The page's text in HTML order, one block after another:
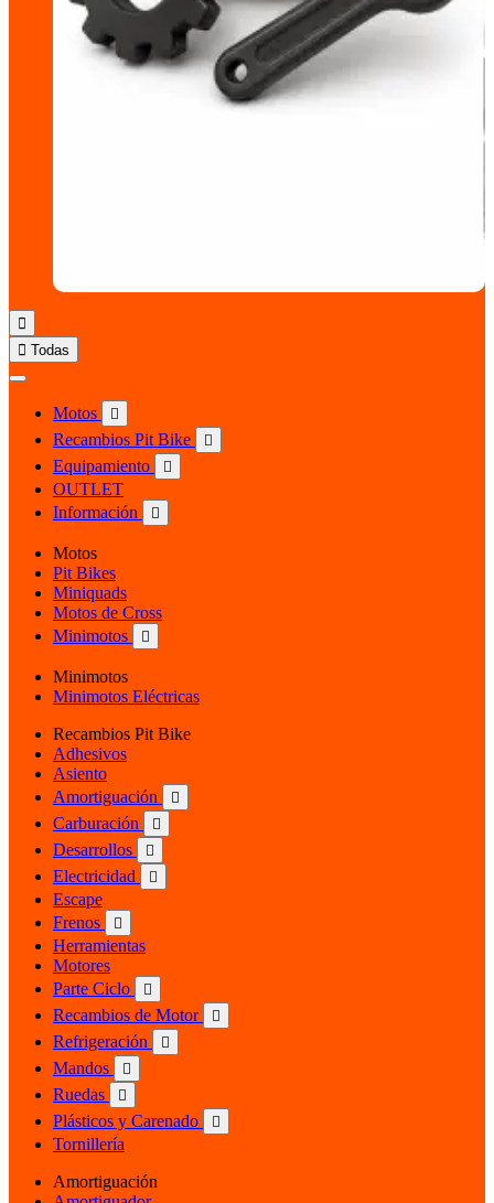

 Todas
Motos 
Recambios Pit Bike 
Equipamiento 
OUTLET
Información

Motos
Pit Bikes
Miniquads
Motos de Cross
Minimotos

Minimotos
Minimotos Eléctricas
Recambios Pit Bike
Adhesivos
Asiento
Amortiguación

Carburación 
Desarrollos 
Electricidad 
Escape
Frenos

Herramientas
Motores
Parte Ciclo

Recambios de Motor 
Refrigeración 
Mandos 
Ruedas 
Plásticos y Carenado 
Tornillería
Amortiguación